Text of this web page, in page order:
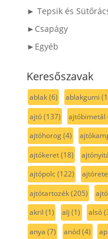
► Tepsik és
►Csapágy
►Egyéb
Keresőszavak
ablak(6) ablakgumi
ajtó(137) ajtóbimetál
ajtóhorog(4)
ajtókeret(18)
ajtópolc(122)
ajtótartozék(205)
akril (1) alj (1) alsó
anya (7) anód(4)